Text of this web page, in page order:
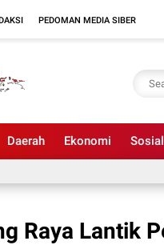
PEDOMAN MEDIA SIBER
Daerah Ekonomi Sosial
Raya Lantik